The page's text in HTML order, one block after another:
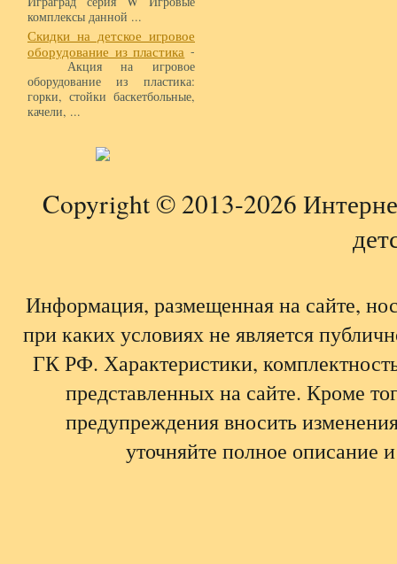
комплексы данной ...
Скидки на детское игровое
оборудование из пластика -
Акция на игровое
оборудование из пластика:
горки, стойки баскетбольные,
качели, ...
Copyright © 2013-2026
Информация, размещенная на сайте,
при каких условиях не является
ГК РФ. Характеристики,
представленных на сайте. Кроме
предупреждения вносить
уточняйте полное описание